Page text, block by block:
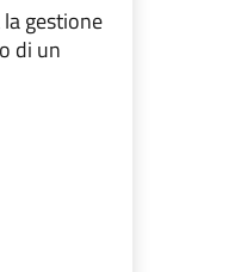
gestione
di un